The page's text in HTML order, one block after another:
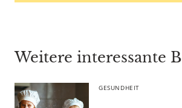
Weitere interessante
GESUNDHEIT